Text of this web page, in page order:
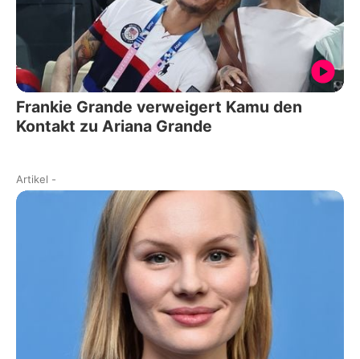
Frankie Grande verweigert Kamu den
Kontakt zu Ariana Grande
Artikel -